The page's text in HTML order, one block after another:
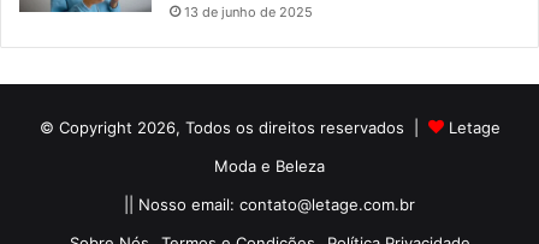
13 de junho de 2025
© Copyright 2026, Todos os direitos reservados |
Letage
Moda e Beleza
|| Nosso email: contato@letage.com.br